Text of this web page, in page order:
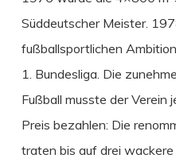
Süddeutscher Meister.
fußballsportlichen
1. Bundesliga. Die
Fußball musste der Verein
Preis bezahlen: Die
traten bis auf drei